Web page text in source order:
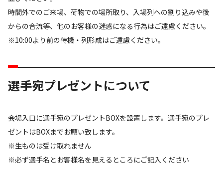
時間外でのご来場、荷物での場所取り、入場列への割り込みや後
からの合流等、他のお客様の迷惑になる行為はご遠慮ください。
※10:00より前の待機・列形成はご遠慮ください。
選手宛プレゼントについて
会場入口に選手宛のプレゼントBOXを設置します。選手宛のプレ
ゼントはBOXまでお願い致します。
※生ものは受け取れません
※必ず選手名とお客様名を見えるところにご記入ください